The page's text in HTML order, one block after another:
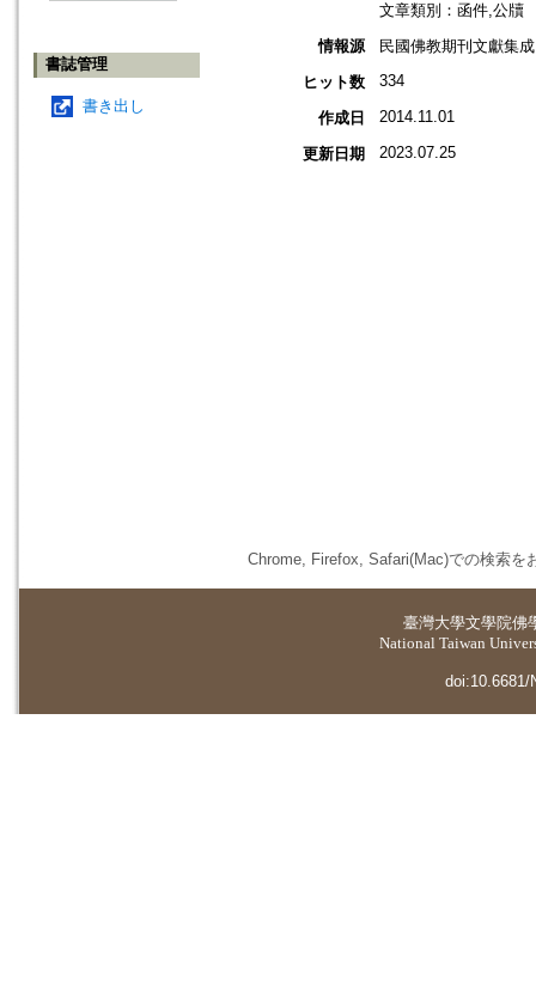
書誌管理
書き出し
文章類別：函件,公牘
情報源
民國佛教期刊文獻集
ヒット数
334
作成日 2014.11.01
更新日期 2023.07.25
Chrome, Firefox, Safari(Mac)での検索を
臺灣大學文學院佛
National Taiwan
doi:10.6681/